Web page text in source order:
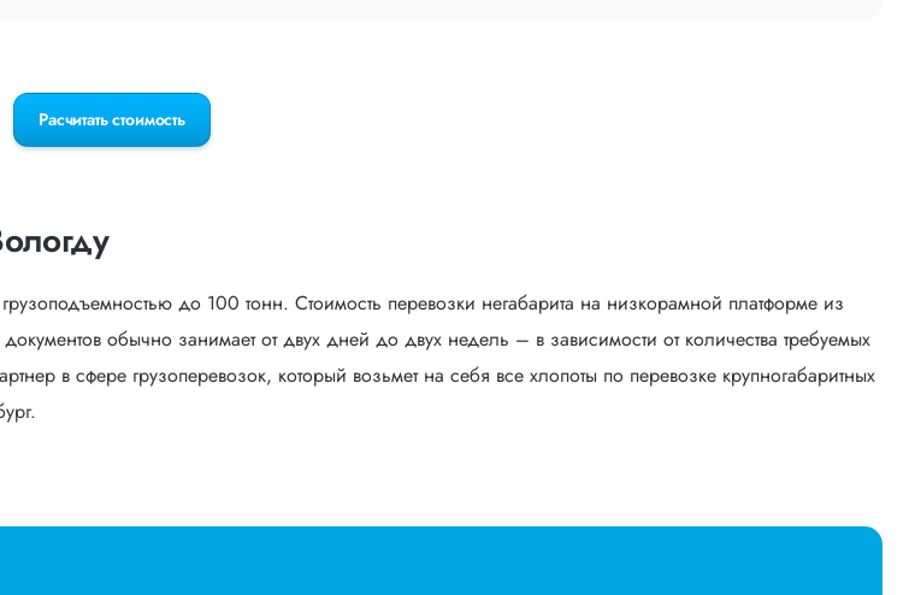
Расчитать стоимость
до 100 тонн. Стоимость перевозки негабарита на низкорамной платформе из
обычно занимает от двух дней до двух недель – в зависимости от количества требуемых
в сфере грузоперевозок, который возьмет на себя все хлопоты по перевозке крупногабаритных